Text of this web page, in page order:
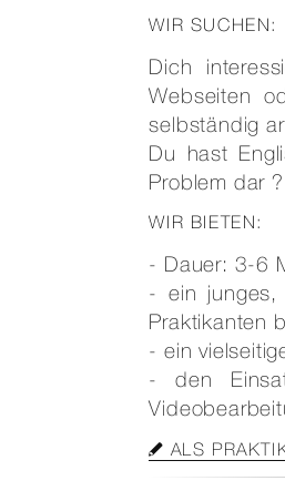
WIR SUCHEN:
Dich
Webseiten
selbständig
Du hast
Problem dar ?
WIR BIETEN:
- Dauer: 3-6
- ein junges,
Praktikanten
- ein
- den
ALS